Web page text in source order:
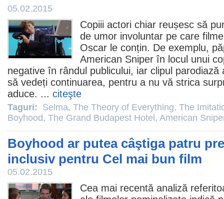
05.02.2015
Copiii actori chiar reușesc să
de umor involuntar pe care
Oscar le conțin. De exemplu,
American Sniper în locul unui
negative în rândul publicului, iar clipul
să vedeți continuarea, pentru a nu vă strica
aduce. ... citeşte
Taguri: Selma, The Theory of Everything, The
Boyhood, The Grand Budapest Hotel , American
Boyhood ar putea câştiga patru
inclusiv pentru Cel mai bun film
05.02.2015
Cea mai recentă analiză